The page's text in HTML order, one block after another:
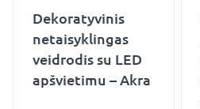
Dekoratyvinis
netaisyklingas
veidrodis su LED
apšvietimu – Akra